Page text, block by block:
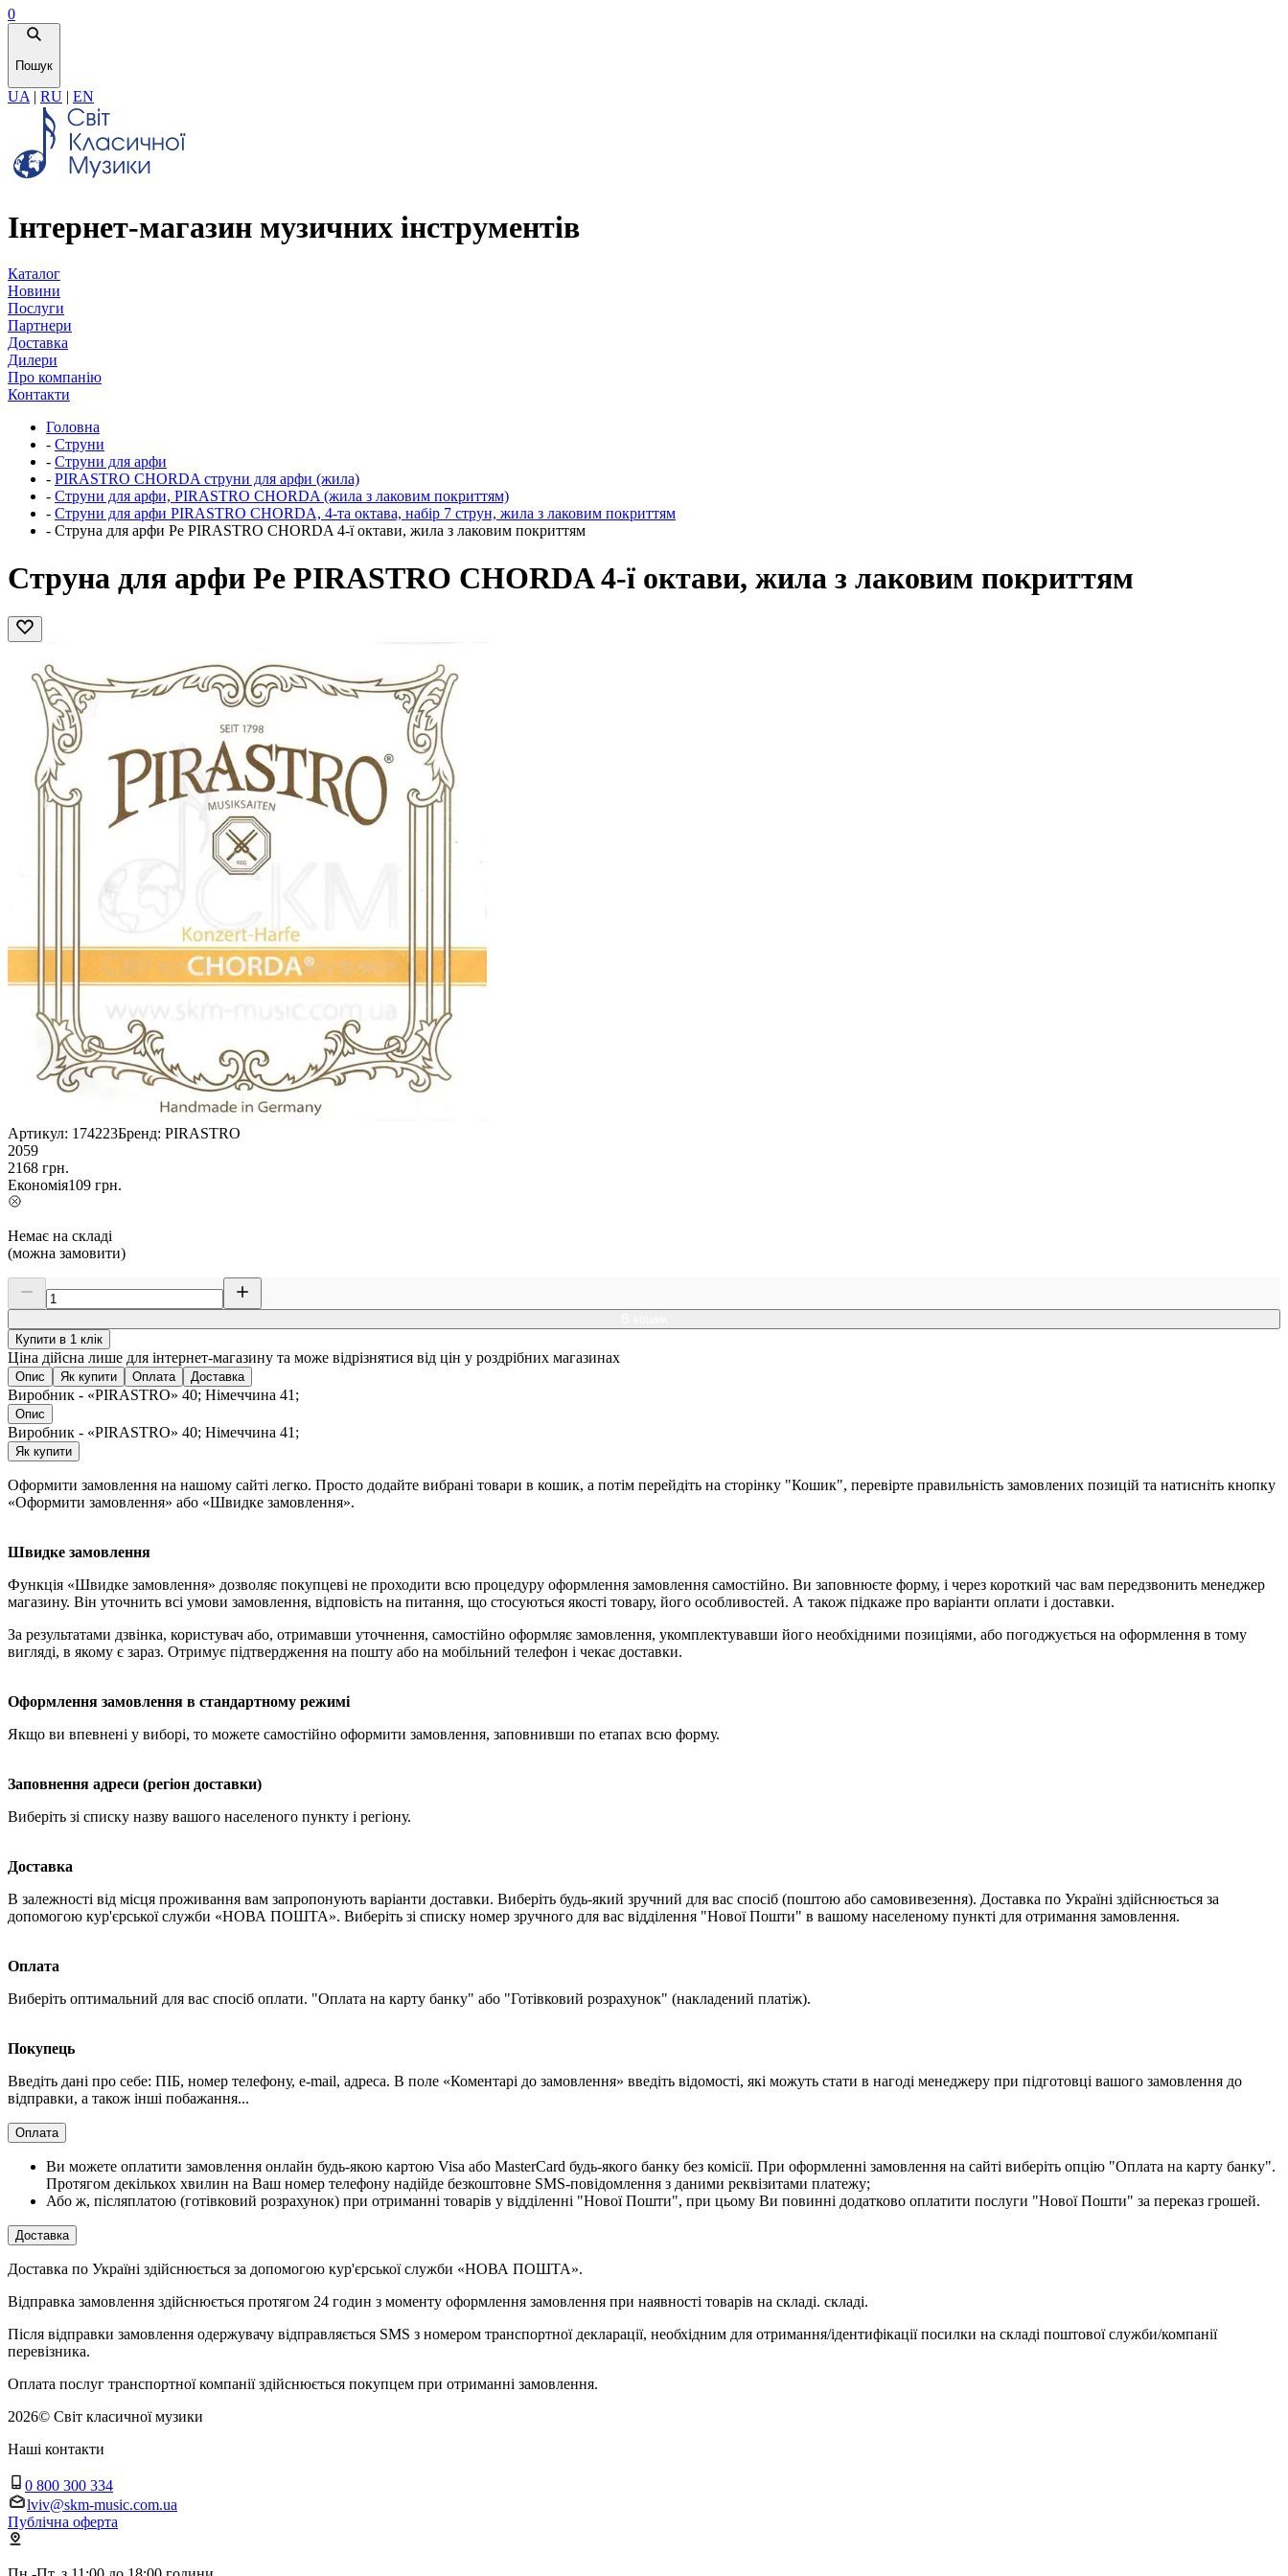
0
Пошук
UA | RU | EN
Інтернет-магазин музичних інструментів
Каталог
Новини
Послуги
Партнери
Доставка
Дилери
Про компанію
Контакти
Головна
- Струни
- Струни для арфи
- PIRASTRO CHORDA струни для арфи (жила)
- Струни для арфи, PIRASTRO CHORDA (жила з лаковим покриттям)
- Струни для арфи PIRASTRO CHORDA, 4-та октава, набір 7 струн, жила з лаковим покриттям
- Струна для арфи Ре PIRASTRO CHORDA 4-ї октави, жила з лаковим покриттям
Струна для арфи Ре PIRASTRO CHORDA 4-ї октави, жила з лаковим покриттям
Артикул: 174223Бренд: PIRASTRO
2059
2168 грн.
Економія109 грн.
Немає на складі
(можна замовити)
Купити в 1 клік
Ціна дійсна лише для інтернет-магазину та може відрізнятися від цін у роздрібних магазинах
Опис Як купити Оплата Доставка
Виробник - «PIRASTRO» 40; Німеччина 41;
Опис
Виробник - «PIRASTRO» 40; Німеччина 41;
Як купити
Оформити замовлення на нашому сайті легко. Просто додайте вибрані товари в кошик, а потім перейдіть на сторінку "Кошик", перевірте правильність замовлених позицій та натисніть кнопку
«Оформити замовлення» або «Швидке замовлення».
Швидке замовлення
Функція «Швидке замовлення» дозволяє покупцеві не проходити всю процедуру оформлення замовлення самостійно. Ви заповнюєте форму, і через короткий час вам передзвонить менеджер
магазину. Він уточнить всі умови замовлення, відповість на питання, що стосуються якості товару, його особливостей. А також підкаже про варіанти оплати і доставки.
За результатами дзвінка, користувач або, отримавши уточнення, самостійно оформляє замовлення, укомплектувавши його необхідними позиціями, або погоджується на оформлення в тому
вигляді, в якому є зараз. Отримує підтвердження на пошту або на мобільний телефон і чекає доставки.
Оформлення замовлення в стандартному режимі
Якщо ви впевнені у виборі, то можете самостійно оформити замовлення, заповнивши по етапах всю форму.
Заповнення адреси (регіон доставки)
Виберіть зі списку назву вашого населеного пункту і регіону.
Доставка
В залежності від місця проживання вам запропонують варіанти доставки. Виберіть будь-який зручний для вас спосіб (поштою або самовивезення). Доставка по Україні здійснюється за
допомогою кур'єрської служби «НОВА ПОШТА». Виберіть зі списку номер зручного для вас відділення "Нової Пошти" в вашому населеному пункті для отримання замовлення.
Оплата
Виберіть оптимальний для вас спосіб оплати. "Оплата на карту банку" або "Готівковий розрахунок" (накладений платіж).
Покупець
Введіть дані про себе: ПІБ, номер телефону, e-mail, адреса. В поле «Коментарі до замовлення» введіть відомості, які можуть стати в нагоді менеджеру при підготовці вашого замовлення до
відправки, а також інші побажання...
Оплата
Ви можете оплатити замовлення онлайн будь-якою картою Visa або MasterCard будь-якого банку без комісії. При оформленні замовлення на сайті виберіть опцію "Оплата на карту банку".
Протягом декількох хвилин на Ваш номер телефону надійде безкоштовне SMS-повідомлення з даними реквізитами платежу;
Або ж, післяплатою (готівковий розрахунок) при отриманні товарів у відділенні "Нової Пошти", при цьому Ви повинні додатково оплатити послуги "Нової Пошти" за переказ грошей.
Доставка
Доставка по Україні здійснюється за допомогою кур'єрської служби «НОВА ПОШТА».
Відправка замовлення здійснюється протягом 24 годин з моменту оформлення замовлення при наявності товарів на складі. складі.
Після відправки замовлення одержувачу відправляється SMS з номером транспортної декларації, необхідним для отримання/ідентифікації посилки на складі поштової служби/компанії
перевізника.
Оплата послуг транспортної компанії здійснюється покупцем при отриманні замовлення.
2026© Світ класичної музики
Наші контакти
0 800 300 334
lviv@skm-music.com.ua
Публічна оферта